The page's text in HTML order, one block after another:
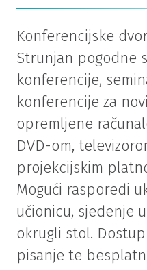
Konferencijske
Strunjan pogodne
konferencije,
konferencije za
opremljene
DVD-om,
projekcijskim
Mogući rasporedi
učionicu, sjedenje
okrugli stol.
pisanje te